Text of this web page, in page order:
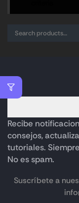
Recibe
consejos,
tutoriales.
No es spam.
Suscríbete a